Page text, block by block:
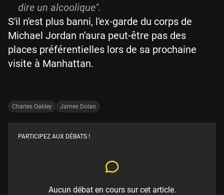
dire un alcoolique".
S'il n'est plus banni, l'ex-garde du corps de
Michael Jordan n'aura peut-être pas des
places préférentielles lors de sa prochaine
visite à Manhattan.
Charles Oakley James Dolan
PARTICIPEZ AUX DÉBATS !
Aucun débat en cours sur cet article.